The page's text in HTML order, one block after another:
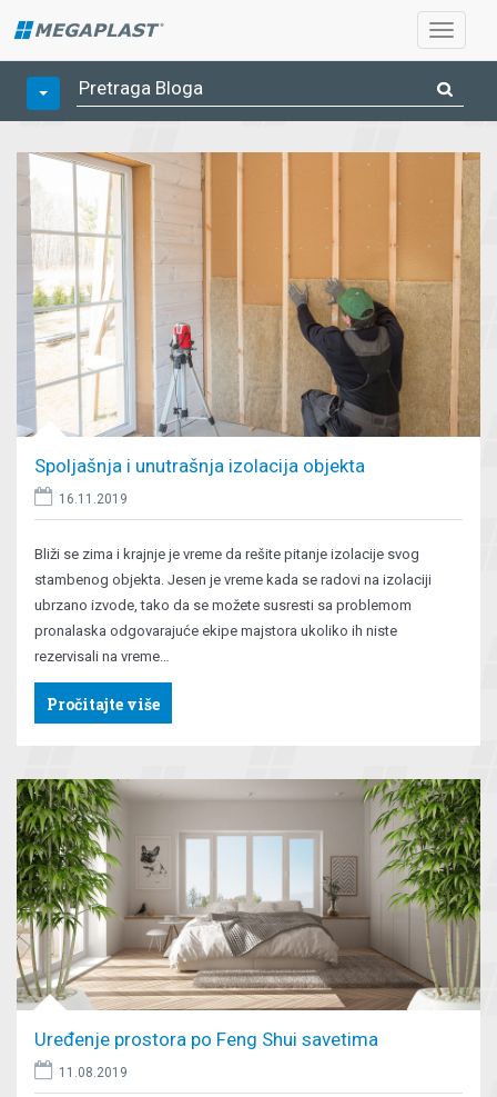
Spoljašnja i unutrašnja izolacija objekta
16.11.2019
Bliži se zima i krajnje je vreme da rešite pitanje izolacije svog
stambenog objekta. Jesen je vreme kada se radovi na izolaciji
ubrzano izvode, tako da se možete susresti sa problemom
pronalaska odgovarajuće ekipe majstora ukoliko ih niste
rezervisali na vreme…
Pročitajte više
Uređenje prostora po Feng Shui savetima
11.08.2019